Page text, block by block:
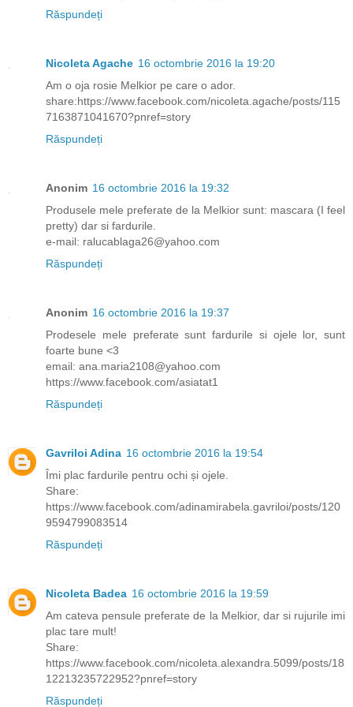
Răspundeți
Nicoleta Agache 16 octombrie 2016 la 19:20
Am o oja rosie Melkior pe care o ador.
share:https://www.facebook.com/nicoleta.agache/posts/115
7163871041670?pnref=story
Răspundeți
Anonim 16 octombrie 2016 la 19:32
Produsele mele preferate de la Melkior sunt: mascara (I feel
pretty) dar si fardurile.
e-mail: ralucablaga26@yahoo.com
Răspundeți
Anonim 16 octombrie 2016 la 19:37
Prodesele mele preferate sunt fardurile si ojele lor, sunt
foarte bune <3
email: ana.maria2108@yahoo.com
https://www.facebook.com/asiatat1
Răspundeți
Gavriloi Adina 16 octombrie 2016 la 19:54
Îmi plac fardurile pentru ochi și ojele.
Share:
https://www.facebook.com/adinamirabela.gavriloi/posts/120
9594799083514
Răspundeți
Nicoleta Badea 16 octombrie 2016 la 19:59
Am cateva pensule preferate de la Melkior, dar si rujurile imi
plac tare mult!
Share:
https://www.facebook.com/nicoleta.alexandra.5099/posts/18
12213235722952?pnref=story
Răspundeți